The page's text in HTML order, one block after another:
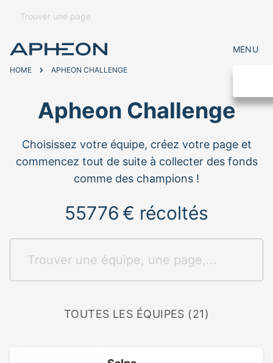
MENU
HOME APHEON CHALLENGE
Apheon Challenge
Choisissez votre équipe, créez votre page et
commencez tout de suite à collecter des fonds
comme des champions !
55776 € récoltés
TOUTES LES ÉQUIPES (21)